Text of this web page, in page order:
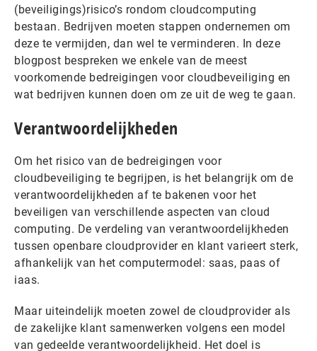
(beveiligings)risico’s rondom cloudcomputing
bestaan. Bedrijven moeten stappen ondernemen om
deze te vermijden, dan wel te verminderen. In deze
blogpost bespreken we enkele van de meest
voorkomende bedreigingen voor cloudbeveiliging en
wat bedrijven kunnen doen om ze uit de weg te gaan.
Verantwoordelijkheden
Om het risico van de bedreigingen voor
cloudbeveiliging te begrijpen, is het belangrijk om de
verantwoordelijkheden af ​​te bakenen voor het
beveiligen van verschillende aspecten van cloud
computing. De verdeling van verantwoordelijkheden
tussen openbare cloudprovider en klant varieert sterk,
afhankelijk van het computermodel: saas, paas of
iaas.
Maar uiteindelijk moeten zowel de cloudprovider als
de zakelijke klant samenwerken volgens een model
van gedeelde verantwoordelijkheid. Het doel is